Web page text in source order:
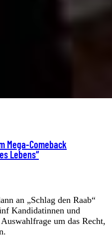
Mega-Comeback
Lebens“
an „Schlag den Raab“
Kandidatinnen und
um das Recht,